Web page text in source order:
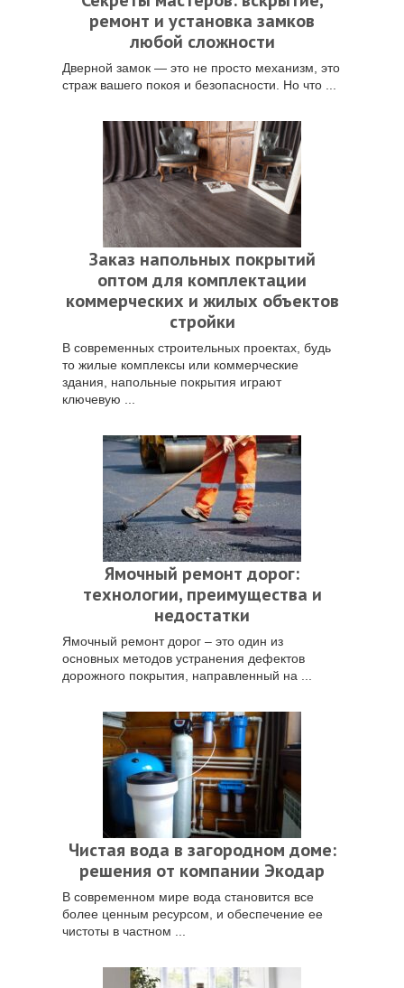
ремонт и установка замков
любой сложности
Дверной замок — это не просто механизм, это
страж вашего покоя и безопасности. Но что ...
Заказ напольных покрытий
оптом для комплектации
коммерческих и жилых объектов
стройки
В современных строительных проектах, будь
то жилые комплексы или коммерческие
здания, напольные покрытия играют
ключевую ...
Ямочный ремонт дорог:
технологии, преимущества и
недостатки
Ямочный ремонт дорог – это один из
основных методов устранения дефектов
дорожного покрытия, направленный на ...
Чистая вода в загородном доме:
решения от компании Экодар
В современном мире вода становится все
более ценным ресурсом, и обеспечение ее
чистоты в частном ...